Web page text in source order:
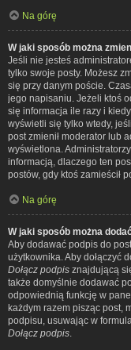
Na górę
W jaki sposób można
Jeśli nie jesteś
tylko swoje posty. Możesz
się przy danym poście.
jego napisaniu. Jeżeli ktoś
się informacja ile razy i
wyświetli się tylko wtedy,
post zmienił moderator lub
wyświetlona.
informacją, dlaczego ten
postów, gdy ktoś zamieścił
Na górę
W jaki sposób można
Aby dodawać podpis do
użytkownika. Aby dołączyć
Dołącz podpis znajdującą
także domyślnie dodawać
odpowiednią funkcję w
każdym razem pisząc post,
podpisu, usuwając w
Dołącz podpis